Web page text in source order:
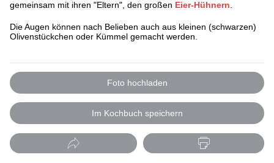
gemeinsam mit ihren "Eltern", den großen Eier-Hühnern.
Die Augen können nach Belieben auch aus kleinen (schwarzen)
Olivenstückchen oder Kümmel gemacht werden.
Foto hochladen
Im Kochbuch speichern